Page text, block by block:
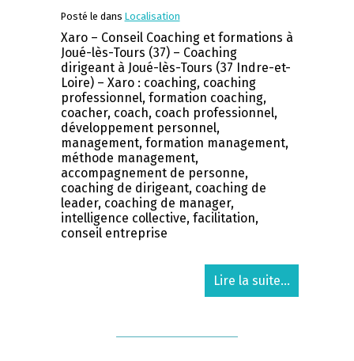
Posté le dans Localisation
Xaro – Conseil Coaching et formations à
Joué-lès-Tours (37) – Coaching
dirigeant à Joué-lès-Tours (37 Indre-et-
Loire) – Xaro : coaching, coaching
professionnel, formation coaching,
coacher, coach, coach professionnel,
développement personnel,
management, formation management,
méthode management,
accompagnement de personne,
coaching de dirigeant, coaching de
leader, coaching de manager,
intelligence collective, facilitation,
conseil entreprise
Lire la suite...